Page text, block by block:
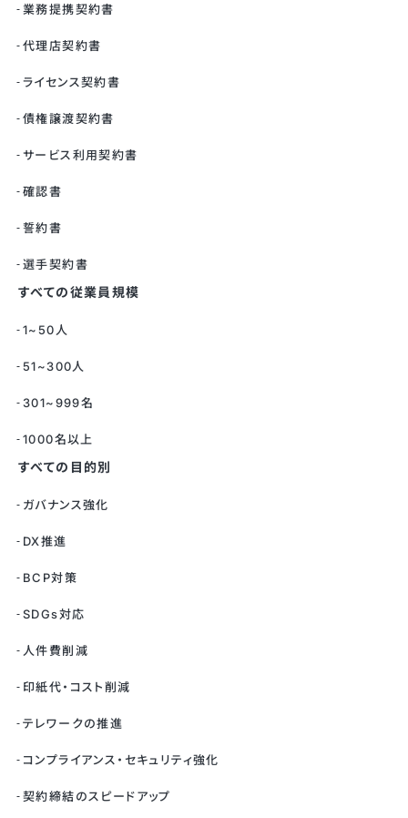
業務提携契約書
代理店契約書
ライセンス契約書
債権譲渡契約書
サービス利用契約書
確認書
誓約書
選手契約書
すべての従業員規模
1~50人
51~300人
301~999名
1000名以上
すべての目的別
ガバナンス強化
DX推進
BCP対策
SDGs対応
人件費削減
印紙代・コスト削減
テレワークの推進
コンプライアンス・セキュリティ強化
契約締結のスピードアップ